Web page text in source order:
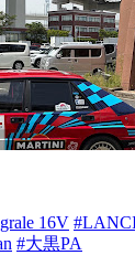
16V
#大黒PA